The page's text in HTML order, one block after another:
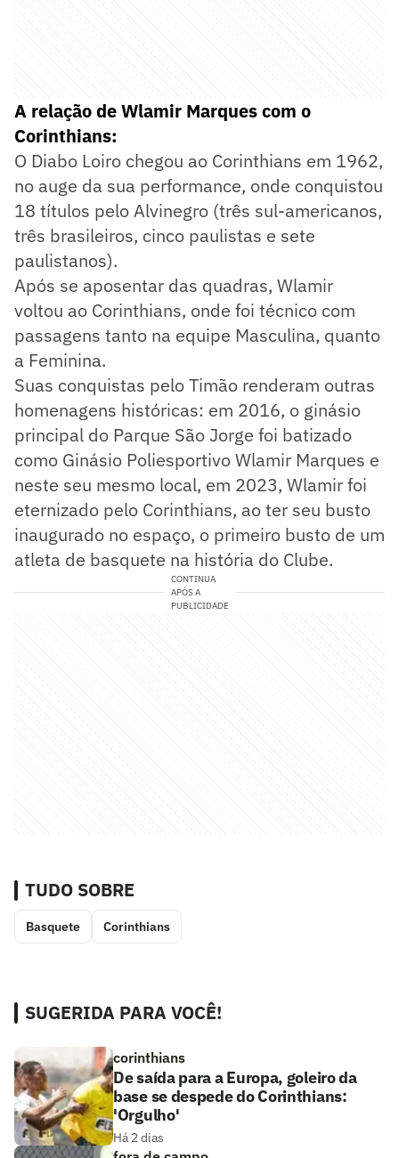
A relação de Wlamir Marques com o
Corinthians:
O Diabo Loiro chegou ao Corinthians em 1962,
no auge da sua performance, onde conquistou
18 títulos pelo Alvinegro (três sul-americanos,
três brasileiros, cinco paulistas e sete
paulistanos).
Após se aposentar das quadras, Wlamir
voltou ao Corinthians, onde foi técnico com
passagens tanto na equipe Masculina, quanto
a Feminina.
Suas conquistas pelo Timão renderam outras
homenagens históricas: em 2016, o ginásio
principal do Parque São Jorge foi batizado
como Ginásio Poliesportivo Wlamir Marques e
neste seu mesmo local, em 2023, Wlamir foi
eternizado pelo Corinthians, ao ter seu busto
inaugurado no espaço, o primeiro busto de um
atleta de basquete na história do Clube.
CONTINUA
APÓS A
PUBLICIDADE
TUDO SOBRE
Basquete Corinthians
SUGERIDA PARA VOCÊ!
corinthians
De saída para a Europa, goleiro da
base se despede do Corinthians:
'Orgulho'
Há 2 dias